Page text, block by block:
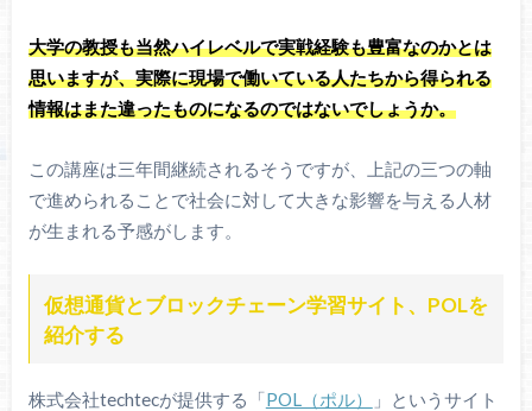
大学の教授も当然ハイレベルで実戦経験も豊富なのかとは
思いますが、実際に現場で働いている人たちから得られる
情報はまた違ったものになるのではないでしょうか。
この講座は三年間継続されるそうですが、上記の三つの軸
で進められることで社会に対して大きな影響を与える人材
が生まれる予感がします。
仮想通貨とブロックチェーン学習サイト、POLを
紹介する
株式会社techtecが提供する「POL（ポル）
」というサイト